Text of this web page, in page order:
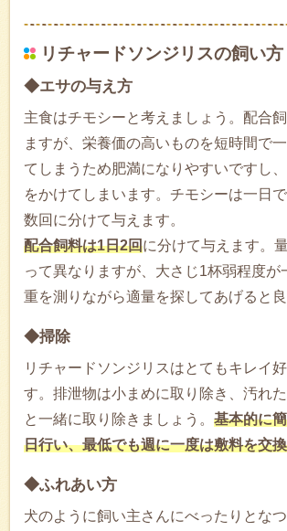
リチャードソンジリスの飼い方
◆エサの与え方
主食はチモシーと考えましょう。配合
ますが、栄養価の高いものを短時間で
てしまうため肥満になりやすいですし
をかけてしまいます。チモシーは一日
数回に分けて与えます。
配合飼料は1日2回に分けて与えます。
って異なりますが、大さじ1杯弱程度が
重を測りながら適量を探してあげると良
◆掃除
リチャードソンジリスはとてもキレイ
す。排泄物は小まめに取り除き、汚れ
と一緒に取り除きましょう。 基本的に
日行い、最低でも週に一度は敷料を交
◆ふれあい方
犬のように飼い主さんにべったりとな